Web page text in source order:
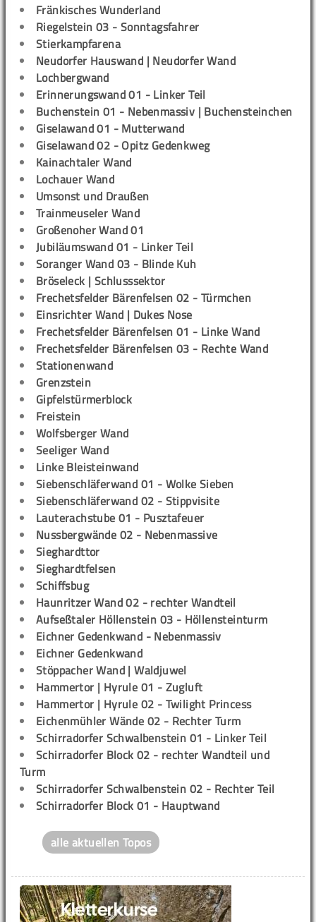
Fränkisches Wunderland
Riegelstein 03 - Sonntagsfahrer
Stierkampfarena
Neudorfer Hauswand | Neudorfer Wand
Lochbergwand
Erinnerungswand 01 - Linker Teil
Buchenstein 01 - Nebenmassiv | Buchensteinchen
Giselawand 01 - Mutterwand
Giselawand 02 - Opitz Gedenkweg
Kainachtaler Wand
Lochauer Wand
Umsonst und Draußen
Trainmeuseler Wand
Großenoher Wand 01
Jubiläumswand 01 - Linker Teil
Soranger Wand 03 - Blinde Kuh
Bröseleck | Schlusssektor
Frechetsfelder Bärenfelsen 02 - Türmchen
Einsrichter Wand | Dukes Nose
Frechetsfelder Bärenfelsen 01 - Linke Wand
Frechetsfelder Bärenfelsen 03 - Rechte Wand
Stationenwand
Grenzstein
Gipfelstürmerblock
Freistein
Wolfsberger Wand
Seeliger Wand
Linke Bleisteinwand
Siebenschläferwand 01 - Wolke Sieben
Siebenschläferwand 02 - Stippvisite
Lauterachstube 01 - Pusztafeuer
Nussbergwände 02 - Nebenmassive
Sieghardttor
Sieghardtfelsen
Schiffsbug
Haunritzer Wand 02 - rechter Wandteil
Aufseßtaler Höllenstein 03 - Höllensteinturm
Eichner Gedenkwand - Nebenmassiv
Eichner Gedenkwand
Stöppacher Wand | Waldjuwel
Hammertor | Hyrule 01 - Zugluft
Hammertor | Hyrule 02 - Twilight Princess
Eichenmühler Wände 02 - Rechter Turm
Schirradorfer Schwalbenstein 01 - Linker Teil
Schirradorfer Block 02 - rechter Wandteil und
Turm
Schirradorfer Schwalbenstein 02 - Rechter Teil
Schirradorfer Block 01 - Hauptwand
alle aktuellen Topos